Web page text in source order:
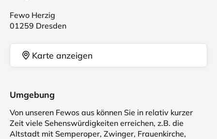
Fewo Herzig
01259 Dresden
Karte anzeigen
Umgebung
Von unseren Fewos aus können Sie in relativ kurzer
Zeit viele Sehenswürdigkeiten erreichen, z.B. die
Altstadt mit Semperoper, Zwinger, Frauenkirche,